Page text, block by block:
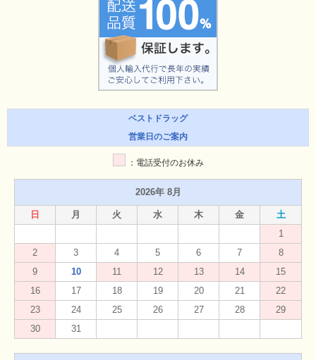
ベストドラッグ
営業日のご案内
：電話受付のお休み
2026年 8月
日 月 火 水 木 金
土
1
2
3 4 5 6 7
8
9
10 11 12 13 14
15
16
17 18 19 20 21
22
23
24 25 26 27 28
29
30
31